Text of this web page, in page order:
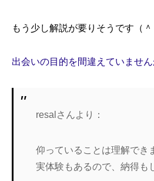
もう少し解説が要りそうです（＾
出会いの目的を間違えていません
resalさんより：
仰っていることは理解でき
実体験もあるので、納得も